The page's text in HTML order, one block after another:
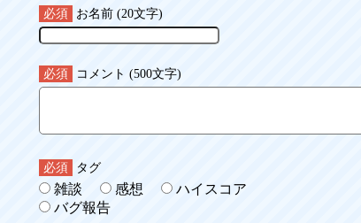
必須 お名前 (20文字)
必須 コメント (500文字)
必須 タグ
雑談 感想
ハイスコア
バグ報告